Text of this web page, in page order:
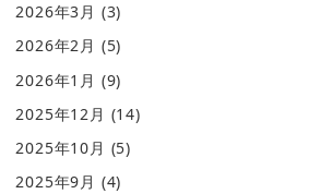
2026年3月 (3)
2026年2月 (5)
2026年1月 (9)
2025年12月 (14)
2025年10月 (5)
2025年9月 (4)